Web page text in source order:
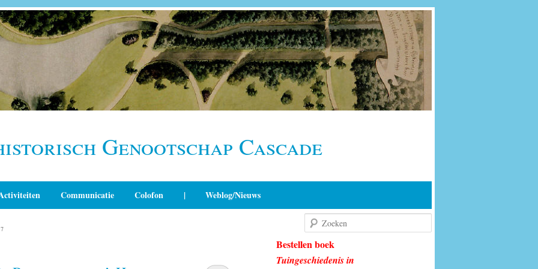
Genootschap Cascade
Communicatie Colofon | Weblog/Nieuws
Bestellen boek
Tuingeschiedenis in